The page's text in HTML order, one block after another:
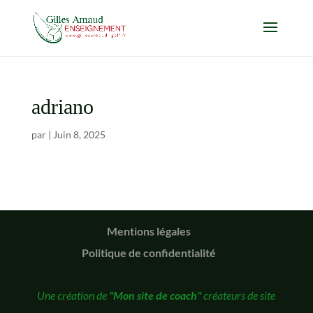
adriano
par | Juin 8, 2025
Mentions légales
Politique de confidentialité
Une création de "Mon site de coach"créateurs de site